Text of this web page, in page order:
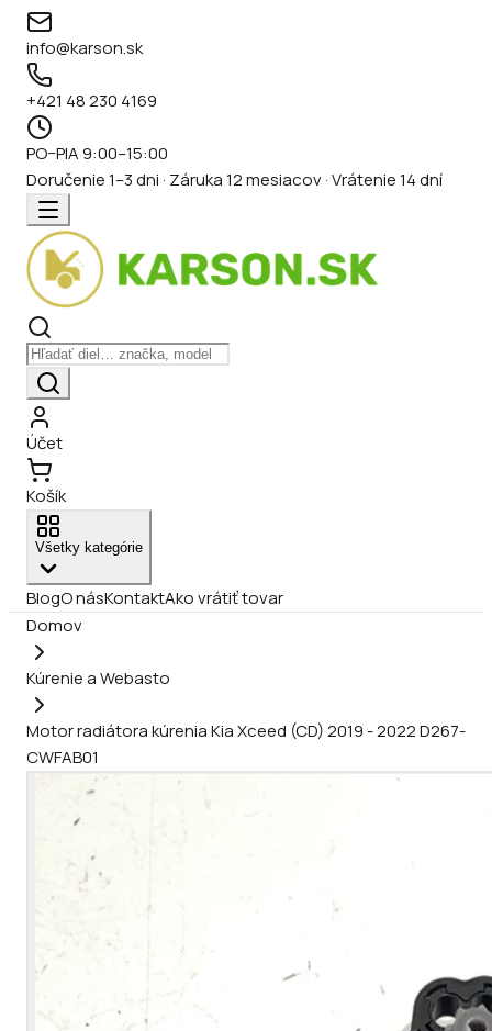
info@karson.sk
+421 48 230 4169
PO–PIA 9:00–15:00
Doručenie 1–3 dni · Záruka 12 mesiacov · Vrátenie 14 dní
Účet
Košík
Všetky kategórie
BlogO násKontaktAko vrátiť tovar
Domov
Kúrenie a Webasto
Motor radiátora kúrenia Kia Xceed (CD) 2019 - 2022 D267-
CWFAB01